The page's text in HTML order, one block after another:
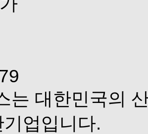
는 대한민국의
업입니다.